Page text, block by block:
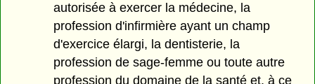
autorisée à exercer la médecine, la
profession d'infirmière ayant un champ
d'exercice élargi, la dentisterie, la
profession de sage-femme ou toute autre
profession du domaine de la santé et, à ce